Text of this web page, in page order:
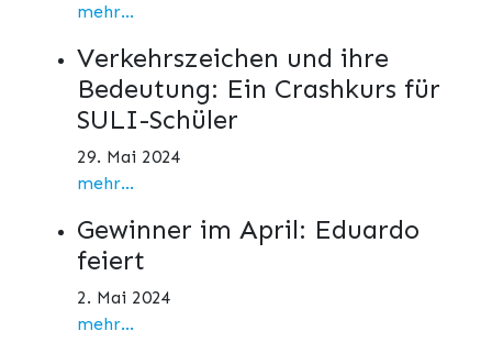
mehr...
Verkehrszeichen und ihre
Bedeutung: Ein Crashkurs für
SULI-Schüler
29. Mai 2024
mehr...
Gewinner im April: Eduardo
feiert
2. Mai 2024
mehr...